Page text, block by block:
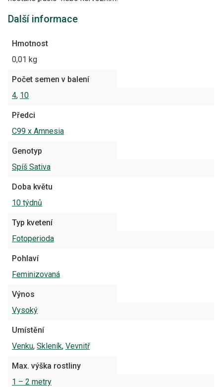
Další informace
Hmotnost
0,01 kg
Počet semen v balení
4, 10
Předci
C99 x Amnesia
Genotyp
Spíš Sativa
Doba květu
10 týdnů
Typ kvetení
Fotoperioda
Pohlaví
Feminizovaná
Výnos
Vysoký
Umístění
Venku, Skleník, Vevnitř
Max. výška rostliny
1 – 2 metry